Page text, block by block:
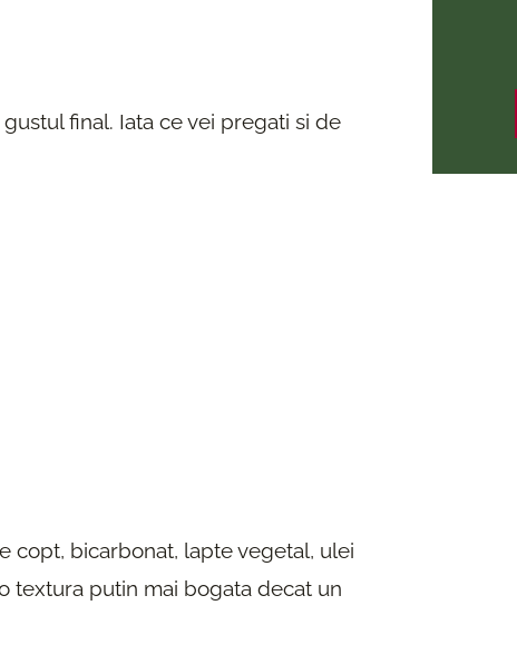
final. Iata ce vei pregati si de
copt, bicarbonat, lapte vegetal, ulei
textura putin mai bogata decat un